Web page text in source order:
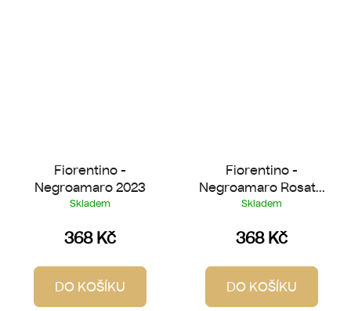
Fiorentino -
Negroamaro 2023
Skladem
368 Kč
DO KOŠÍKU
Fiorentino -
Negroamaro Rosato
2025
Skladem
368 Kč
DO KOŠÍKU